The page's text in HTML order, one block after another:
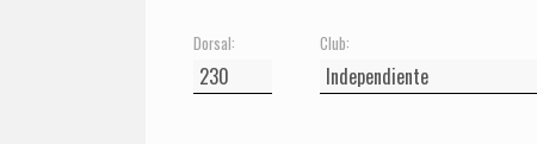
Dorsal: Club: